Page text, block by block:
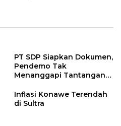
PT SDP Siapkan Dokumen,
Pendemo Tak
Menanggapi Tantangan
Inflasi Konawe Terendah
di Sultra